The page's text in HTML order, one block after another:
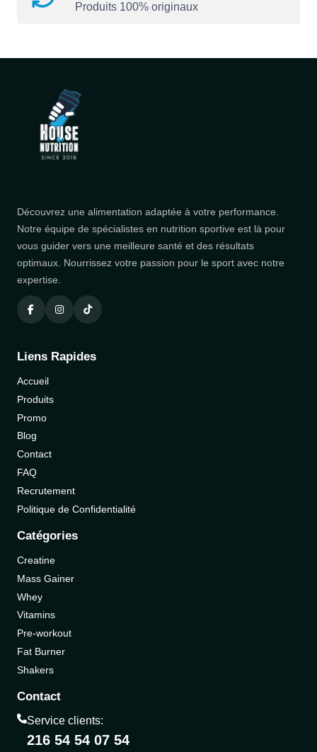
Produits 100% originaux
Découvrez une alimentation adaptée à votre performance.
Notre équipe de spécialistes en nutrition sportive est là pour
vous guider vers une meilleure santé et des résultats
optimaux. Nourrissez votre passion pour le sport avec notre
expertise.
Liens Rapides
Accueil
Produits
Promo
Blog
Contact
FAQ
Recrutement
Politique de Confidentialité
Catégories
Creatine
Mass Gainer
Whey
Vitamins
Pre-workout
Fat Burner
Shakers
Contact
Service clients:
216 54 54 07 54